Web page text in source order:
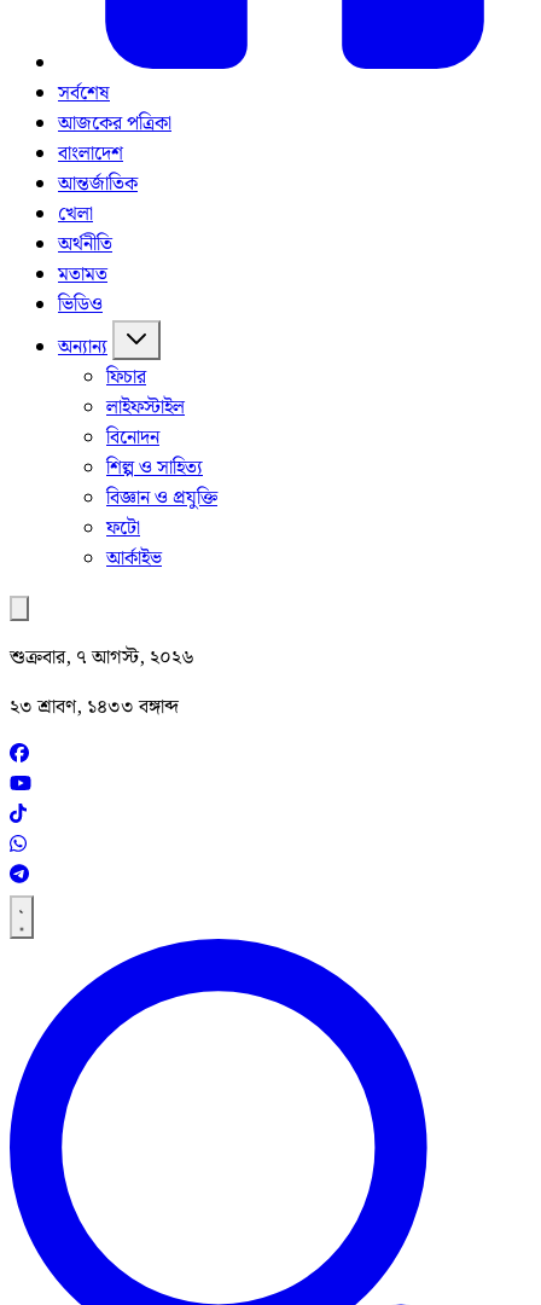
সর্বশেষ
আজকের পত্রিকা
বাংলাদেশ
আন্তর্জাতিক
খেলা
অর্থনীতি
মতামত
ভিডিও
অন্যান্য
ফিচার
লাইফস্টাইল
বিনোদন
শিল্প ও সাহিত্য
বিজ্ঞান ও প্রযুক্তি
ফটো
আর্কাইভ
শুক্রবার, ৭ আগস্ট, ২০২৬
২৩ শ্রাবণ, ১৪৩৩ বঙ্গাব্দ